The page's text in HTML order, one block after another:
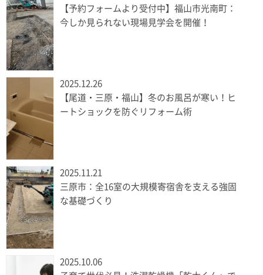
【予約フォームより受付中】福山市光南町：
今しか見られない現場見学会を開催！
2025.12.26
【尾道・三原・福山】冬のお風呂が寒い！ヒ
ートショックを防ぐリフォーム術
2025.11.21
三原市：全16室の大規模寄宿舎を支える強固
な基礎づくり
2025.10.06